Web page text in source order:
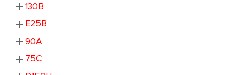
130B
E25B
90A
75C